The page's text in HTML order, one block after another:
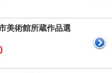
美術館所蔵作品選